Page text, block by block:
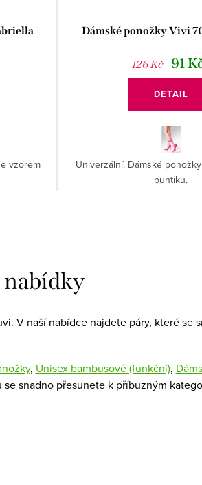
vzorem
Dámské ponožky Vivi
126 Kč 91
DETAIL
Univerzální. Dámské
puntiku.
nabídky
V naší nabídce najdete páry, které se
, Unisex bambusové (funkční),
se snadno přesunete k příbuzným